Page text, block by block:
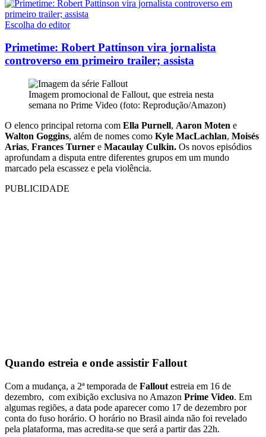
Escolha do editor
Primetime: Robert Pattinson vira jornalista
controverso em primeiro trailer; assista
Imagem promocional de Fallout, que estreia nesta
semana no Prime Video (foto: Reprodução/Amazon)
O elenco principal retorna com Ella Purnell, Aaron Moten e
Walton Goggins, além de nomes como Kyle MacLachlan, Moisés
Arias, Frances Turner e Macaulay Culkin. Os novos episódios
aprofundam a disputa entre diferentes grupos em um mundo
marcado pela escassez e pela violência.
PUBLICIDADE
Quando estreia e onde assistir Fallout
Com a mudança, a 2ª temporada de Fallout estreia em 16 de
dezembro, com exibição exclusiva no Amazon Prime Video. Em
algumas regiões, a data pode aparecer como 17 de dezembro por
conta do fuso horário. O horário no Brasil ainda não foi revelado
pela plataforma, mas acredita-se que será a partir das 22h.